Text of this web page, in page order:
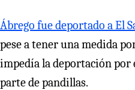
Ábrego fue deportado a El
pese a tener una medida
impedía la deportación por
parte de pandillas.